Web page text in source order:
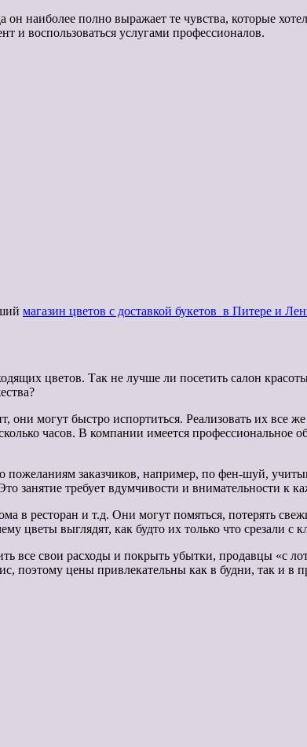
наиболее полно выражает те чувства, которые
и воспользоваться услугами профессионалов.
магазин цветов с доставкой букетов в Питере и
цветов. Так не лучше ли посетить салон
могут быстро испортиться. Реализовать их все
часов. В компании имеется профессиональное
заказчиков, например, по фен-шуй,
занятие требует вдумчивости и внимательности к
в ресторан и т.д. Они могут помяться, потерять
цветы выглядят, как будто их только что срезали с
все свои расходы и покрыть убытки, продавцы «с
поэтому цены привлекательны как в будни, так и в